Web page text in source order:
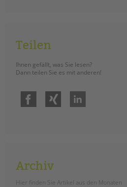
Teilen
Ihnen gefällt, was Sie lesen?
Dann teilen Sie es mit anderen!
Facebook Xing
Archiv
Hier finden Sie Artikel aus den Monaten